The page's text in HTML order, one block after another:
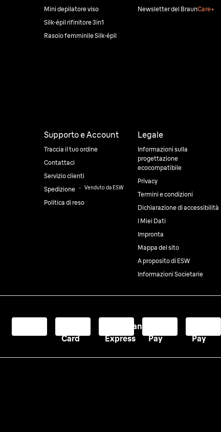
Mini depilatore viso
Silk·épil rifinitore 3in1
Rasoio femminile Silk·épil
Newsletter del BraunCare+
Supporto e Account
Traccia il tuo ordine
Contattaci
Servizio clienti
Spedizione ⠀-⠀ Venduto da ESW
Politica di reso
Legale
Informazioni sulla
progettazione
ecocompatibile
Privacy
Termini e condizioni
Dichiarazione di accessibilità
I Miei Dati
Impronta
Mappa del sito
A proposito di ESW
Informazioni Societarie
Card
American
Express
Pay
Pay